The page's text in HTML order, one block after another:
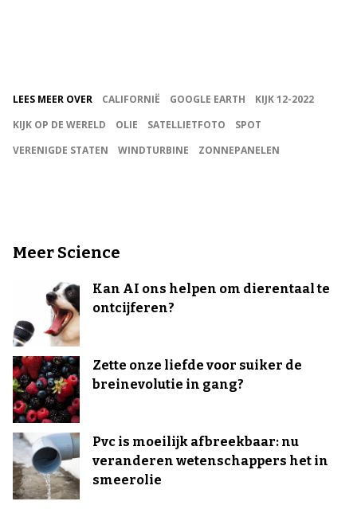
LEES MEER OVER CALIFORNIË GOOGLE EARTH
KIJK 12-2022
KIJK OP DE WERELD
OLIE SATELLIETFOTO
SPOT
VERENIGDE STATEN
WINDTURBINE ZONNEPANELEN
Meer Science
Kan AI ons helpen om dierentaal te
ontcijferen?
Zette onze liefde voor suiker de
breinevolutie in gang?
Pvc is moeilijk afbreekbaar: nu
veranderen wetenschappers het in
smeerolie